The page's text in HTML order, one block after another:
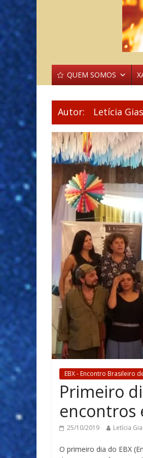
QUEM SOMOS
Autor: Letícia
EBX - Encontro Brasileiro
Primeiro
encontros
25/10/2019 Letícia
O primeiro dia do EBX